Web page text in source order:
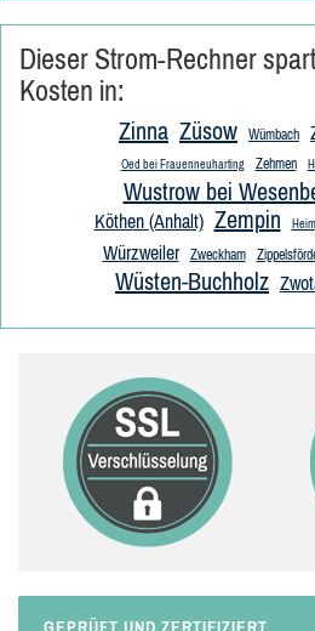
Dieser Strom-Rechner
Kosten in:
Zinna Züsow Wümbach
Oed bei Frauenneuharting Zehmen
Wustrow bei
Köthen (Anhalt) Zempin
Würzweiler Zweckham
Wüsten-Buchholz